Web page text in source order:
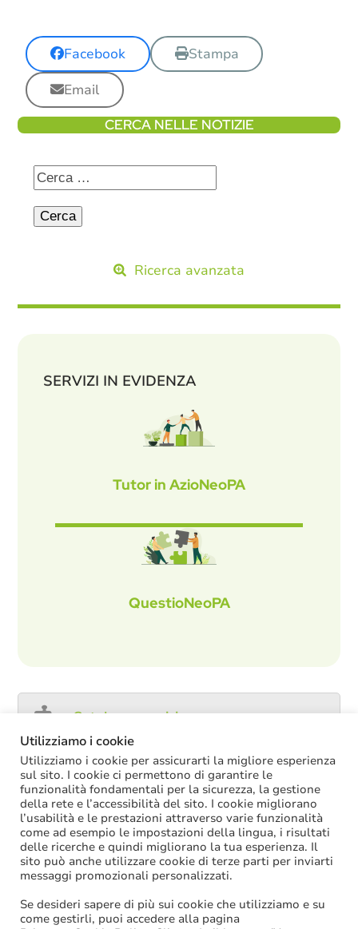
Facebook
Stampa
Email
CERCA NELLE NOTIZIE
Ricerca avanzata
SERVIZI IN EVIDENZA
Tutor in AzioNeoPA
QuestioNeoPA
Catalogo servizi
ULTIME NOTIZIE
Decreto PA: nella versione definitiva salta il
chiarimento sul trattamento economico
spettante durante le ferie
La soppressione dei vecchi tetti di spesa
offre più margini anche per l’aumento del
ACCRUAL: come si registrano i
trasferimenti vincolati per investimenti
Utilizziamo i cookie
Utilizziamo i cookie per assicurarti la migliore esperienza
sul sito. I cookie ci permettono di garantire le
funzionalità fondamentali per la sicurezza, la gestione
della rete e l’accessibilità del sito. I cookie migliorano
l’usabilità e le prestazioni attraverso varie funzionalità
come ad esempio le impostazioni della lingua, i risultati
delle ricerche e quindi migliorano la tua esperienza. Il
sito può anche utilizzare cookie di terze parti per inviarti
messaggi promozionali personalizzati.
Se desideri sapere di più sui cookie che utilizziamo e su
come gestirli, puoi accedere alla pagina